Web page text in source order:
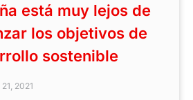
está muy lejos de
los objetivos de
sostenible
2021